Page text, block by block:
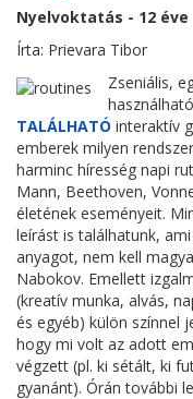
Nyelvoktatás - 12 éve
Írta: Prievara Tibor
Zseniális,
TALÁLHATÓ interaktív
emberek milyen
harminc híresség napi
Mann, Beethoven,
életének eseményeit.
leírást is találhatunk,
anyagot, nem kell
Nabokov. Emellett
(kreatív munka, alvás,
és egyéb) külön színnel
hogy mi volt az adott
végzett (pl. ki sétált, ki
gyanánt). Órán további